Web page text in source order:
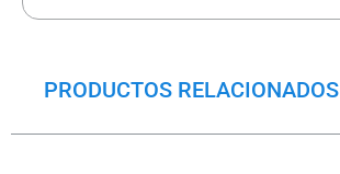
PRODUCTOS RELACIONADOS